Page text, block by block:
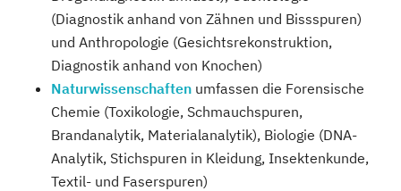
(Diagnostik anhand von Zähnen und Bissspuren)
und Anthropologie (Gesichtsrekonstruktion,
Diagnostik anhand von Knochen)
Naturwissenschaften umfassen die Forensische
Chemie (Toxikologie, Schmauchspuren,
Brandanalytik, Materialanalytik), Biologie (DNA-
Analytik, Stichspuren in Kleidung, Insektenkunde,
Textil- und Faserspuren)